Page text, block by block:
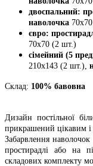
двоспальний:
наволочка
євро:
70х70 (2 шт.)
сімейний (5
210х143 (2 шт.),
Склад: 100% бавовна
Дизайн постільної
прикрашений цікавим
Забарвлення
простирадлі або на
складових комплекту